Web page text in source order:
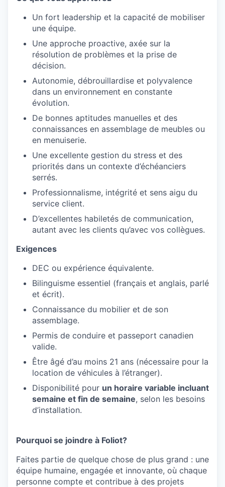
Un fort leadership et la capacité de mobiliser
une équipe.
Une approche proactive, axée sur la
résolution de problèmes et la prise de
décision.
Autonomie, débrouillardise et polyvalence
dans un environnement en constante
évolution.
De bonnes aptitudes manuelles et des
connaissances en assemblage de meubles ou
en menuiserie.
Une excellente gestion du stress et des
priorités dans un contexte d’échéanciers
serrés.
Professionnalisme, intégrité et sens aigu du
service client.
D’excellentes habiletés de communication,
autant avec les clients qu’avec vos collègues.
Exigences
DEC ou expérience équivalente.
Bilinguisme essentiel (français et anglais, parlé
et écrit).
Connaissance du mobilier et de son
assemblage.
Permis de conduire et passeport canadien
valide.
Être âgé d’au moins 21 ans (nécessaire pour la
location de véhicules à l’étranger).
Disponibilité pour un horaire variable incluant
semaine et fin de semaine, selon les besoins
d’installation.
Pourquoi se joindre à Foliot?
Faites partie de quelque chose de plus grand : une
équipe humaine, engagée et innovante, où chaque
personne compte et contribue à des projets